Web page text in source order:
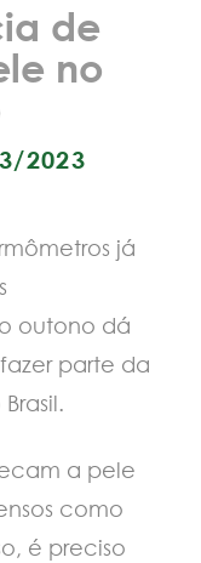
de
no
2023
j
o outono d
parte da
a pele
como
é preciso